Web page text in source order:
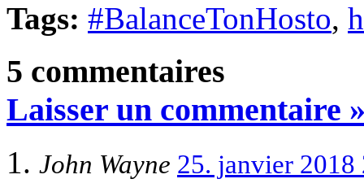
Tags: #BalanceTonHosto,
5 commentaires
Laisser un commentaire
John Wayne 25. janvier